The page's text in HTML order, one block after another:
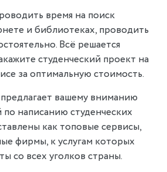
время на поиск
и библиотеках, проводить
Всё решается
студенческий проект на
за оптимальную стоимость.
вашему вниманию
написанию студенческих
как топовые сервисы,
фирмы, к услугам которых
со всех уголков страны.